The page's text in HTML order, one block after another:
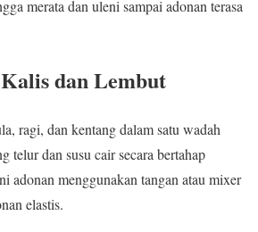
merata dan uleni sampai adonan terasa
dan Lembut
ragi, dan kentang dalam satu wadah
telur dan susu cair secara bertahap
adonan menggunakan tangan atau mixer
elastis.